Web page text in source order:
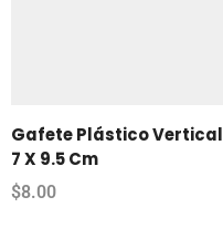
Gafete Plástico Vertical
7 X 9.5 Cm
$8.00